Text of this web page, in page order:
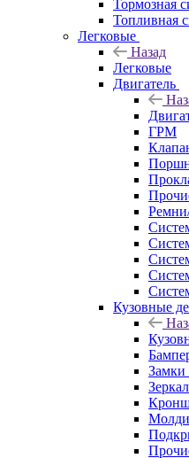
Тормозная
Топливная
Легковые
Назад
Легковые
Двигатель
ГРМ
Кузовные
Замки